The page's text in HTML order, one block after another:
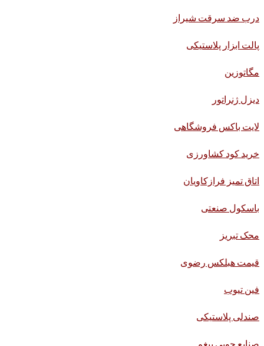
درب ضد سرقت شیراز
پالت ابزار پلاستیکی
مگاتوزین
دیزل ژنراتور
لایت باکس فروشگاهی
خرید کود کشاورزی
اتاق تمیز فرازکاویان
باسکول صنعتی
محک تبریز
قیمت هبلکس رضوی
فین تیوب
صندلی پلاستیکی
صنایع چوبی بیغم